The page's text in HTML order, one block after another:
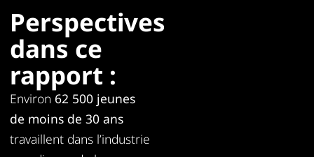
Perspectives
dans ce
rapport :
Environ 62 500 jeunes
de moins de 30 ans
travaillent dans l’industrie